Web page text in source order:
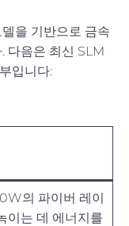
을 기반으로 금속
다음은 최신 SLM
입니다:
의 파이버 레이
이는 데 에너지를